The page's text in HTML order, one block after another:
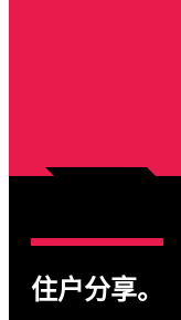
住户分享。